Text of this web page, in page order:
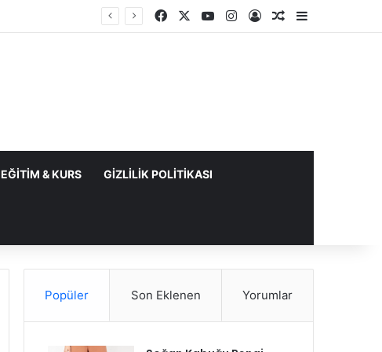
FacebookYouTubeInstagram
Kayıt OlRastgele Makale
Kenar
EĞITIM & KURS GIZLILIK POLITIKASI
Popüler Son Eklenen Yorumlar